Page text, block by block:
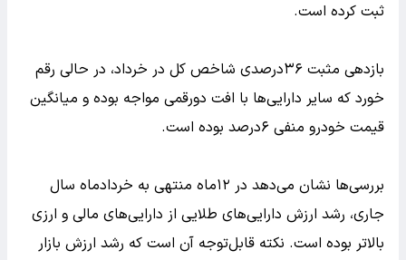
ثبت کرده است.
بازدهی مثبت ۳۶درصدی شاخص کل در خرداد، در حالی رقم
خورد که سایر دارایی‌ها با افت دورقمی مواجه بوده و میانگین
قیمت خودرو منفی ۶درصد بوده است.
بررسی‌ها نشان می‌دهد در ۱۲ماه منتهی به خردادماه سال
جاری، رشد ارزش دارایی‌های طلایی از دارایی‌های مالی و ارزی
بالاتر بوده است. نکته قابل‌توجه آن است که رشد ارزش بازار